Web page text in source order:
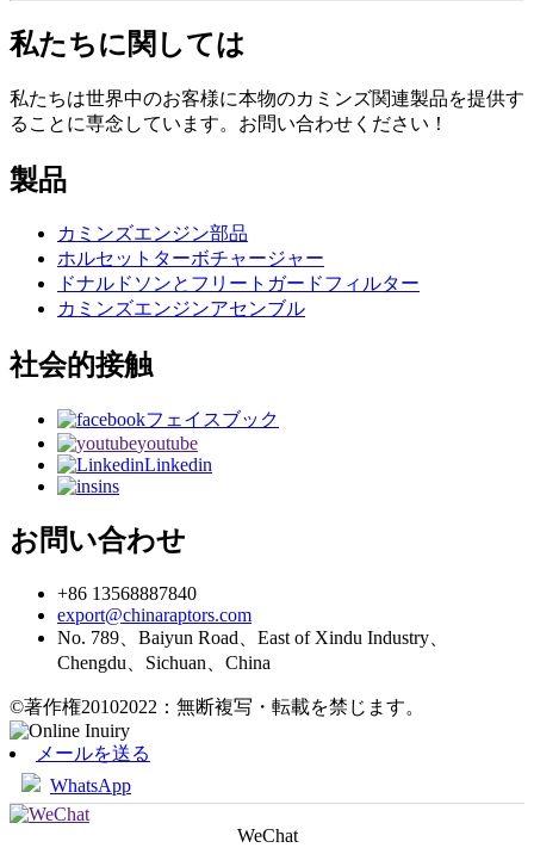
私たちに関しては
私たちは世界中のお客様に本物のカミンズ関連製品を提供す
ることに専念しています。お問い合わせください！
製品
カミンズエンジン部品
ホルセットターボチャージャー
ドナルドソンとフリートガードフィルター
カミンズエンジンアセンブル
社会的接触
フェイスブック
youtube
Linkedin
ins
お問い合わせ
+86 13568887840
export@chinaraptors.com
No. 789、Baiyun Road、East of Xindu Industry、
Chengdu、Sichuan、China
©著作権20102022：無断複写・転載を禁じます。
メールを送る
WhatsApp
WeChat